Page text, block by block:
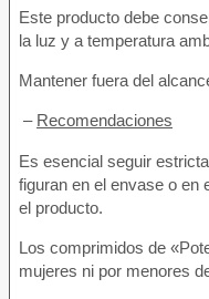
Este producto debe
la luz y a temperatura
Mantener fuera del
– Recomendaciones
Es esencial seguir
figuran en el envase o en
el producto.
Los comprimidos de
mujeres ni por menores